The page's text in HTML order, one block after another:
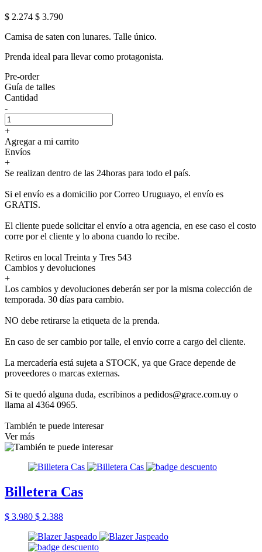
$ 2.274 $ 3.790
Camisa de saten con lunares. Talle único.
Prenda ideal para llevar como protagonista.
Pre-order
Guía de talles
Cantidad
-
+
Agregar a mi carrito
Envíos
+
Se realizan dentro de las 24horas para todo el país.
Si el envío es a domicilio por Correo Uruguayo, el envío es
GRATIS.
El cliente puede solicitar el envío a otra agencia, en ese caso el costo
corre por el cliente y lo abona cuando lo recibe.
Retiros en local Treinta y Tres 543
Cambios y devoluciones
+
Los cambios y devoluciones deberán ser por la misma colección de
temporada. 30 días para cambio.
NO debe retirarse la etiqueta de la prenda.
En caso de ser cambio por talle, el envío corre a cargo del cliente.
La mercadería está sujeta a STOCK, ya que Grace depende de
proveedores o marcas externas.
Si te quedó alguna duda, escribinos a pedidos@grace.com.uy o
llama al 4364 0965.
También te puede interesar
Ver más
Billetera Cas
$ 3.980 $ 2.388